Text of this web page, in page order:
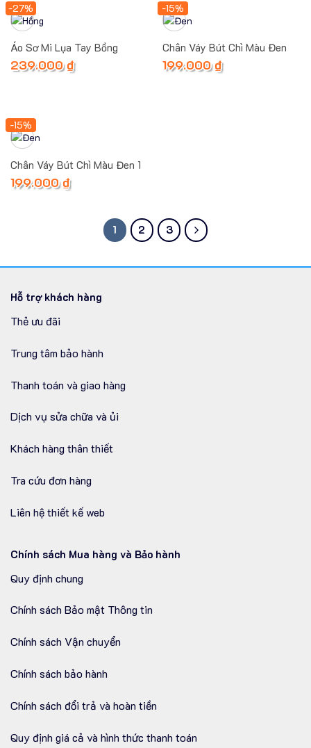
-27%
Áo Sơ Mi Lụa Tay Bồng
239.000₫
-15%
Chân Váy Bút Chì Màu Đen
199.000₫
-15%
Chân Váy Bút Chì Màu Đen 1
199.000₫
1 2 3
Hỗ trợ khách hàng
Thẻ ưu đãi
Trung tâm bảo hành
Thanh toán và giao hàng
Dịch vụ sửa chữa và ủi
Khách hàng thân thiết
Tra cứu đơn hàng
Liên hệ thiết kế web
Chính sách Mua hàng và Bảo hành
Quy định chung
Chính sách Bảo mật Thông tin
Chính sách Vận chuyển
Chính sách bảo hành
Chính sách đổi trả và hoàn tiền
Quy định giá cả và hình thức thanh toán